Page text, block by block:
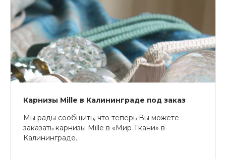
Карнизы Mille в Калининграде под заказ
Мы рады сообщить, что теперь Вы можете
заказать карнизы Mille в «Мир Ткани» в
Калининграде.